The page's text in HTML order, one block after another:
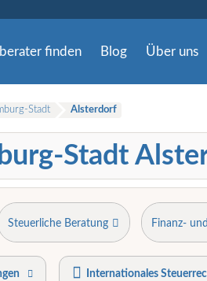
finden Blog Über uns
Stadt Alsterdorf
Stadt
Steuerliche Beratung Finanz-
Internationales